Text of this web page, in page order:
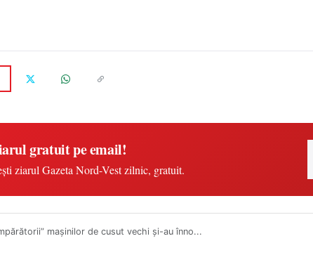
gratuit pe email!
ziarul Gazeta Nord-Vest zilnic, gratuit.
maşinilor de cusut vechi şi-au înno...